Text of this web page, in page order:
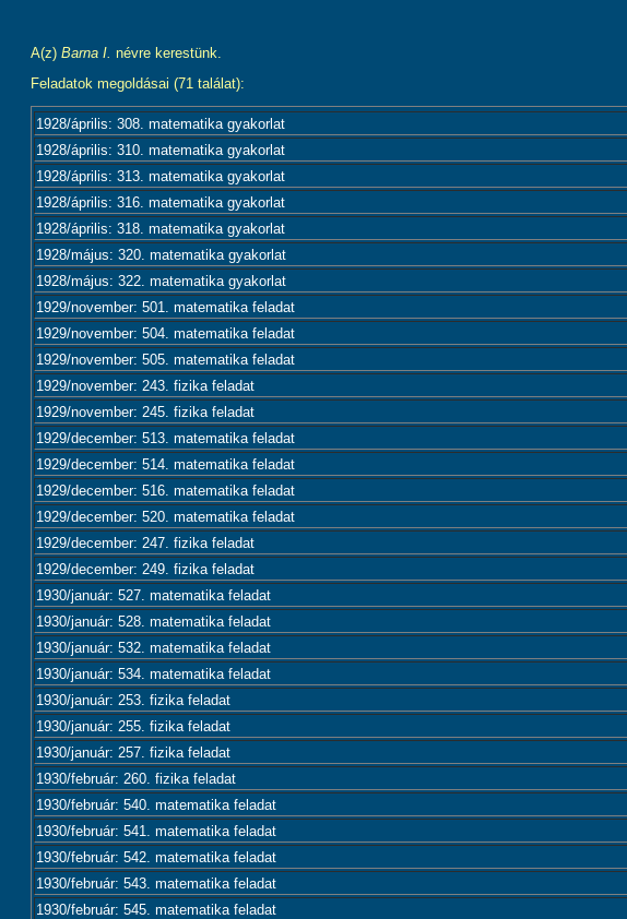
A(z) Barna I. névre kerestünk.
Feladatok megoldásai (71 találat):
1928/április: 308. matematika gyakorlat
1928/április: 310. matematika gyakorlat
1928/április: 313. matematika gyakorlat
1928/április: 316. matematika gyakorlat
1928/április: 318. matematika gyakorlat
1928/május: 320. matematika gyakorlat
1928/május: 322. matematika gyakorlat
1929/november: 501. matematika feladat
1929/november: 504. matematika feladat
1929/november: 505. matematika feladat
1929/november: 243. fizika feladat
1929/november: 245. fizika feladat
1929/december: 513. matematika feladat
1929/december: 514. matematika feladat
1929/december: 516. matematika feladat
1929/december: 520. matematika feladat
1929/december: 247. fizika feladat
1929/december: 249. fizika feladat
1930/január: 527. matematika feladat
1930/január: 528. matematika feladat
1930/január: 532. matematika feladat
1930/január: 534. matematika feladat
1930/január: 253. fizika feladat
1930/január: 255. fizika feladat
1930/január: 257. fizika feladat
1930/február: 260. fizika feladat
1930/február: 540. matematika feladat
1930/február: 541. matematika feladat
1930/február: 542. matematika feladat
1930/február: 543. matematika feladat
1930/február: 545. matematika feladat